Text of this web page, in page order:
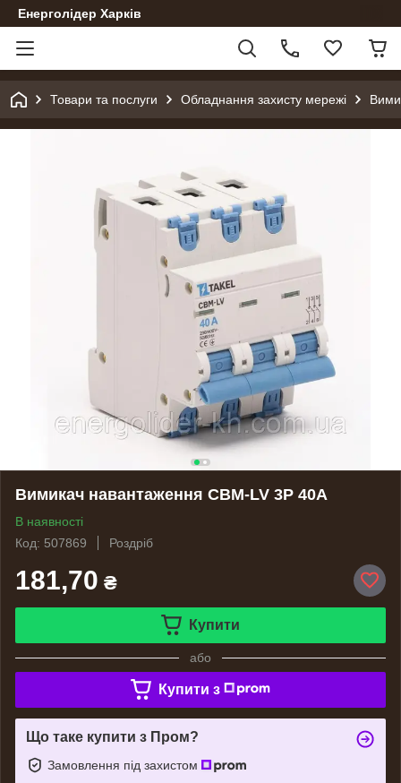
Енерголідер Харків
Товари та послуги Обладнання захисту мережі
Вимикач навантаження CBM-LV 3P 40A
В наявності
Код: 507869
Роздріб
181,70 ₴
Купити
або
Купити з
Що таке купити з Пром?
Замовлення під захистом